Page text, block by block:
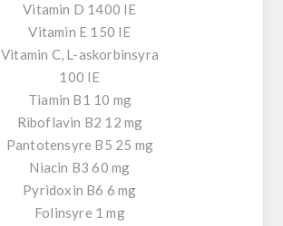
Vitamin D 1400 IE
Vitamin E 150 IE
Vitamin C, L-askorbinsyra
100 IE
Tiamin B1 10 mg
Riboflavin B2 12 mg
Pantotensyre B5 25 mg
Niacin B3 60 mg
Pyridoxin B6 6 mg
Folinsyre 1 mg